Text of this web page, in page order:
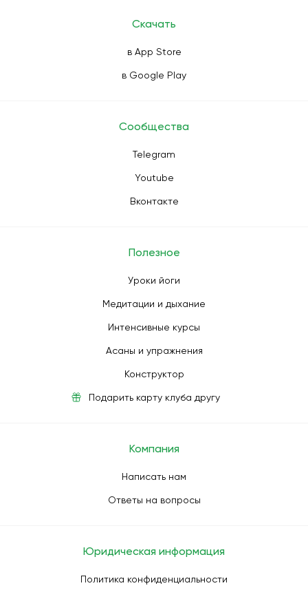
Скачать
в App Store
в Google Play
Сообщества
Telegram
Youtube
Вконтакте
Полезное
Уроки йоги
Медитации и дыхание
Интенсивные курсы
Асаны и упражнения
Конструктор
Подарить карту клуба другу
Компания
Написать нам
Ответы на вопросы
Юридическая информация
Политика конфиденциальности